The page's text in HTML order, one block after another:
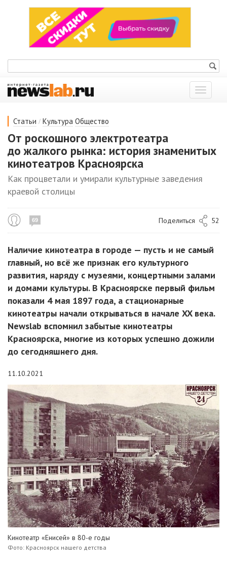
Показать
меню
Статьи / Культура Общество
От роскошного электротеатра
до жалкого рынка: история знаменитых
кинотеатров Красноярска
Как процветали и умирали культурные заведения
краевой столицы
69 Поделиться 52
Наличие кинотеатра в городе — пусть и не самый
главный, но всё же признак его культурного
развития, наряду с музеями, концертными залами
и домами культуры. В Красноярске первый фильм
показали 4 мая 1897 года, а стационарные
кинотеатры начали открываться в начале XX века.
Newslab вспомнил забытые кинотеатры
Красноярска, многие из которых успешно дожили
до сегодняшнего дня.
11.10.2021
Кинотеатр «Енисей» в 80-е годы
Фото: Красноярск нашего детства